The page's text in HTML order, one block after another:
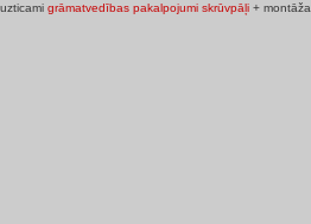
uzticami grāmatvedības pakalpojumi skrūvpāļi + montāža